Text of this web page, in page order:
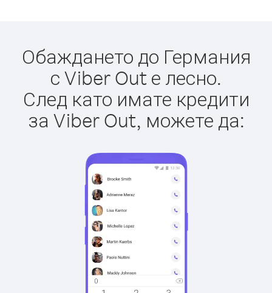
Обаждането до Германия
с Viber Out е лесно.
След като имате кредити
за Viber Out, можете да: